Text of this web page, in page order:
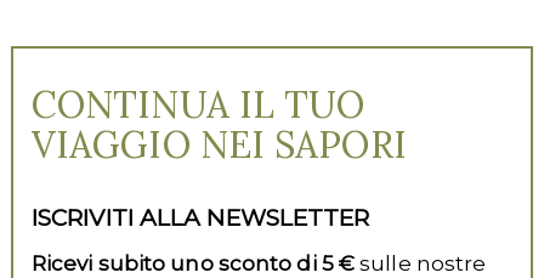
CONTINUA IL TUO
VIAGGIO NEI SAPORI
ISCRIVITI ALLA NEWSLETTER
Ricevi subito uno sconto di 5 € sulle nostre